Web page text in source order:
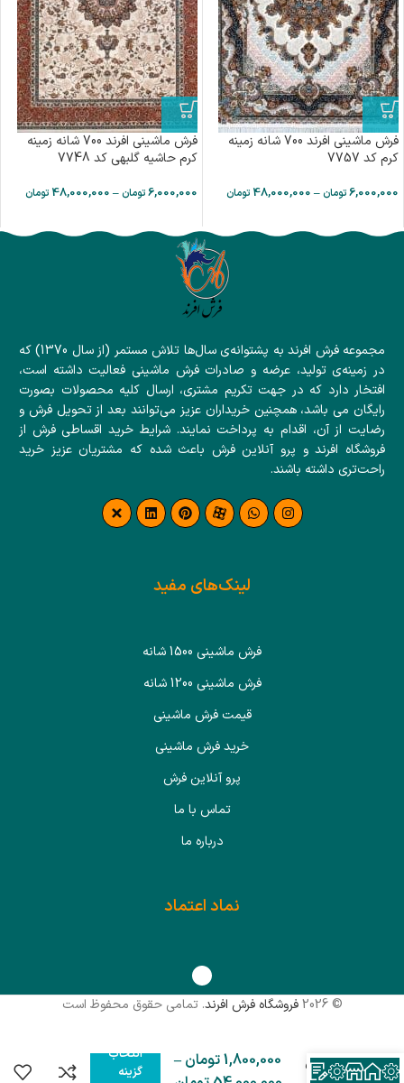
فرش ماشینی افرند 700 شانه زمینه
کرم کد 7757
6,000,000تومان–
48,000,000 تومان
فرش ماشینی افرند 700 شانه زمینه
کرم حاشیه گلبهی کد 7748
6,000,000تومان–
48,000,000 تومان
مجموعه فرش افرند به پشتوانه‌ی سال‌ها تلاش مستمر (از سال 1370) که
در زمینه‌ی تولید، عرضه و صادرات فرش ماشینی فعالیت داشته است،
افتخار دارد که در جهت تکریم مشتری، ارسال کلیه محصولات بصورت
رایگان می باشد، همچنین خریداران عزیز می‌توانند بعد از تحویل فرش و
رضایت از آن، اقدام به پرداخت نمایند. شرایط خرید اقساطی فرش از
فروشگاه افرند و پرو آنلاین فرش باعث شده که مشتریان عزیز خرید
راحت‌تری داشته باشند.
لینک‌های مفید
فرش ماشینی 1500 شانه
فرش ماشینی 1200 شانه
قیمت فرش ماشینی
خرید فرش ماشینی
پرو آنلاین فرش
تماس با ما
درباره ما
نماد اعتماد
© 2026 فروشگاه فرش افرند. تمامی حقوق محفوظ است
فرش
شانه گل
1,800,000تومان –
انتخاب
گزینه